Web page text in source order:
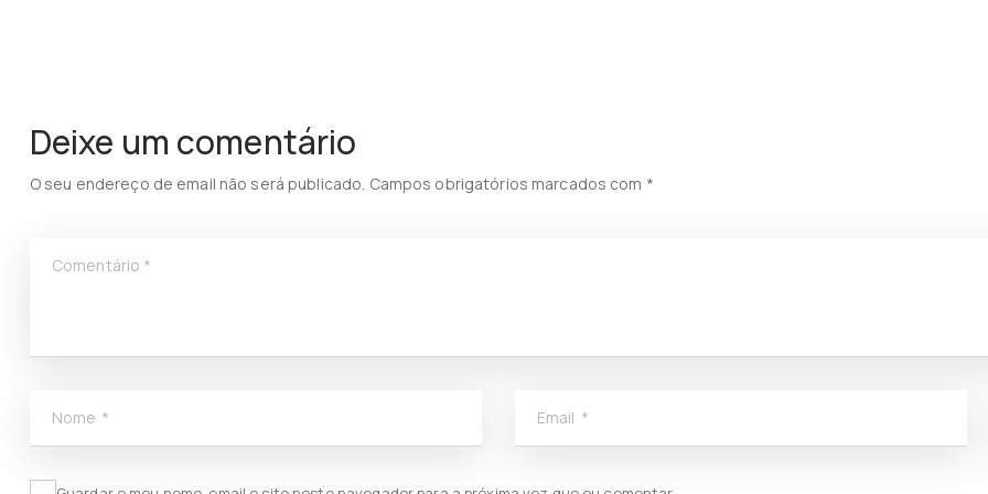
Deixe um comentário
O seu endereço de email não será publicado. Campos obrigatórios marcados com *
Comentário *
Nome * Email *